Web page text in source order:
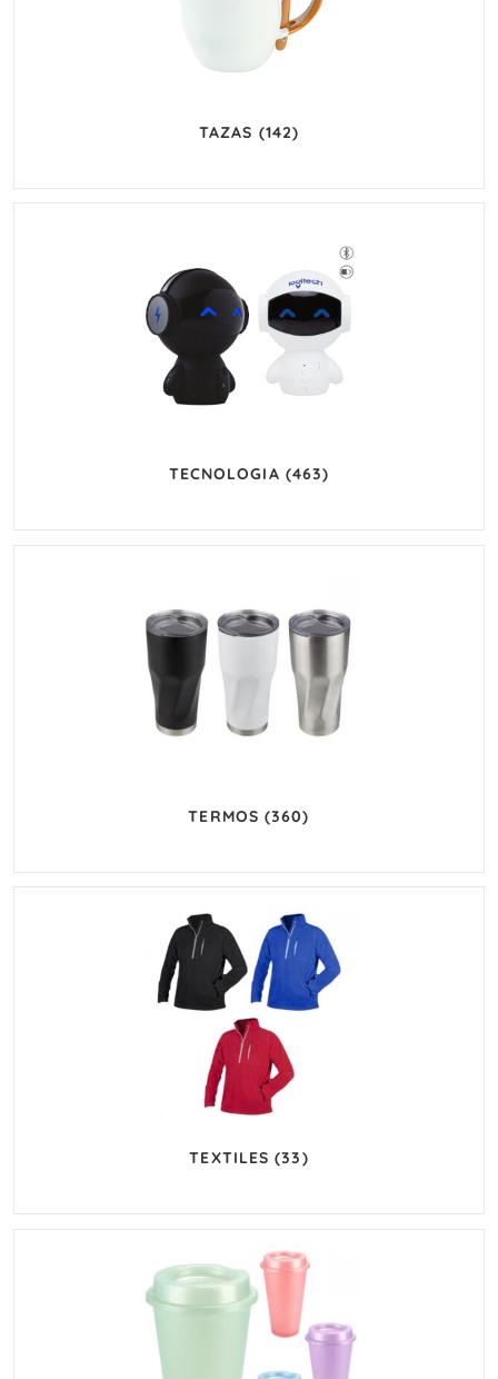
TAZAS (142)
TECNOLOGIA (463)
TERMOS(360)
TEXTILES(33)